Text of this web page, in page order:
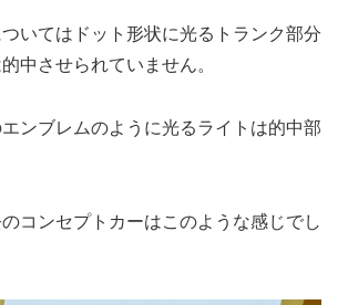
いてはドット形状に光るトランク部分
中させられていません。
ンブレムのように光るライトは的中部
コンセプトカーはこのような感じでし